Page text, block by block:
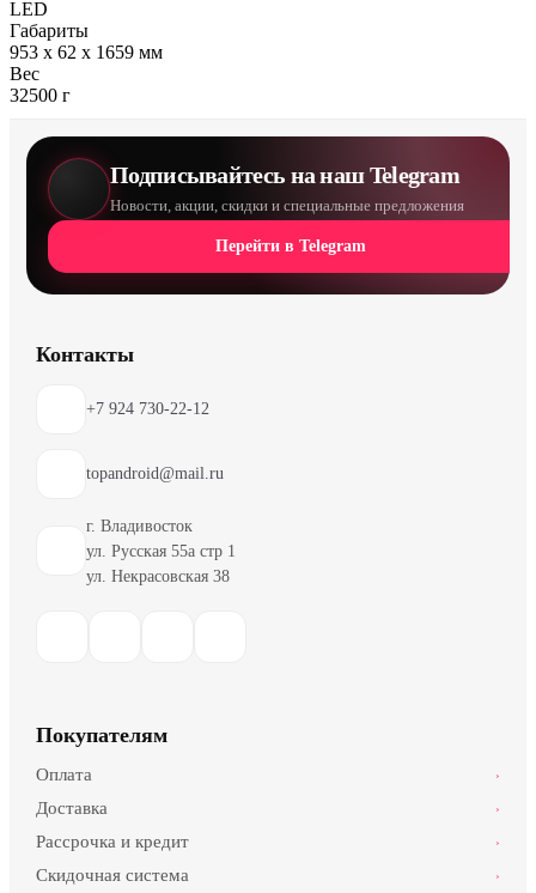
LED
Габариты
953 x 62 x 1659 мм
Вес
32500 г
Подписывайтесь на наш Telegram
Новости, акции, скидки и специальные предложения
Перейти в Telegram
Контакты
+7 924 730-22-12
topandroid@mail.ru
г. Владивосток
ул. Русская 55а стр 1
ул. Некрасовская 38
Покупателям
Оплата ›
Доставка ›
Рассрочка и кредит ›
Скидочная система ›